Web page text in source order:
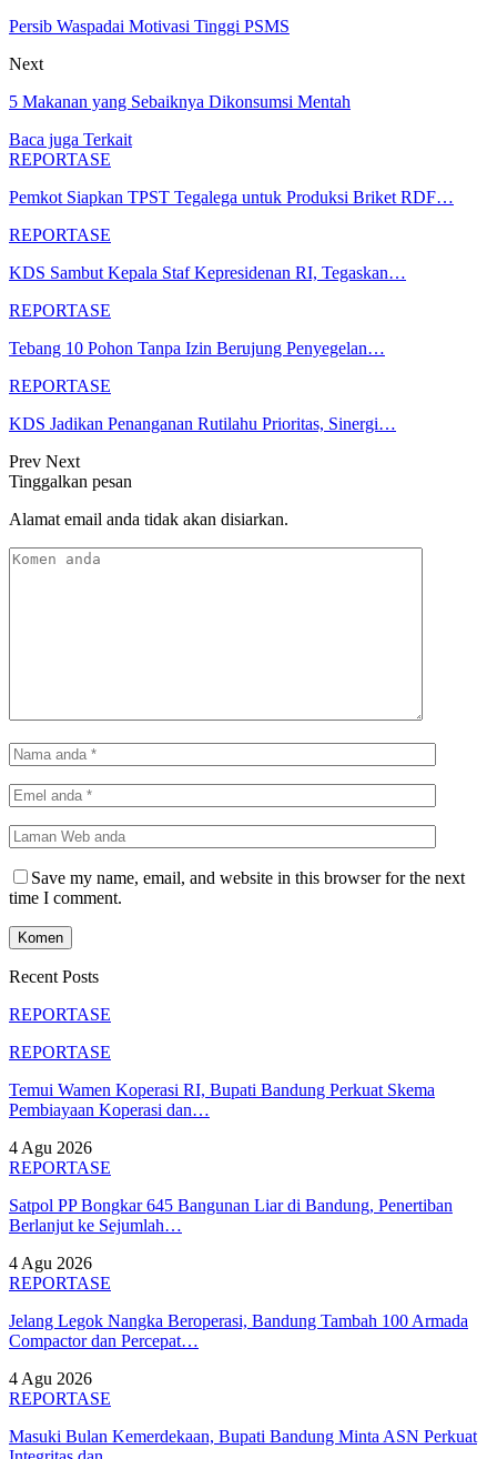
Persib Waspadai Motivasi Tinggi PSMS
Next
5 Makanan yang Sebaiknya Dikonsumsi Mentah
Baca juga Terkait
REPORTASE
Pemkot Siapkan TPST Tegalega untuk Produksi Briket RDF…
REPORTASE
KDS Sambut Kepala Staf Kepresidenan RI, Tegaskan…
REPORTASE
Tebang 10 Pohon Tanpa Izin Berujung Penyegelan…
REPORTASE
KDS Jadikan Penanganan Rutilahu Prioritas, Sinergi…
Prev Next
Tinggalkan pesan
Alamat email anda tidak akan disiarkan.
Save my name, email, and website in this browser for the next
time I comment.
Recent Posts
REPORTASE
REPORTASE
Temui Wamen Koperasi RI, Bupati Bandung Perkuat Skema
Pembiayaan Koperasi dan…
4 Agu 2026
REPORTASE
Satpol PP Bongkar 645 Bangunan Liar di Bandung, Penertiban
Berlanjut ke Sejumlah…
4 Agu 2026
REPORTASE
Jelang Legok Nangka Beroperasi, Bandung Tambah 100 Armada
Compactor dan Percepat…
4 Agu 2026
REPORTASE
Masuki Bulan Kemerdekaan, Bupati Bandung Minta ASN Perkuat